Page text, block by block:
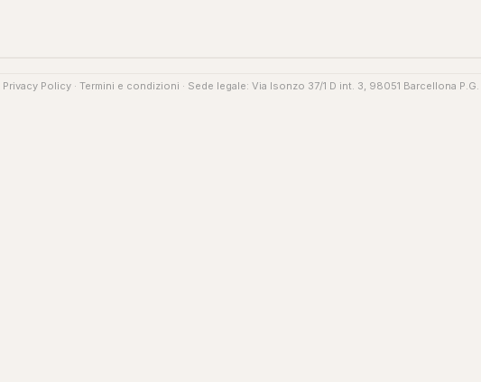
Privacy Policy· Termini e condizioni · Sede legale: Via Isonzo 37/1 D int. 3, 98051 Barcellona